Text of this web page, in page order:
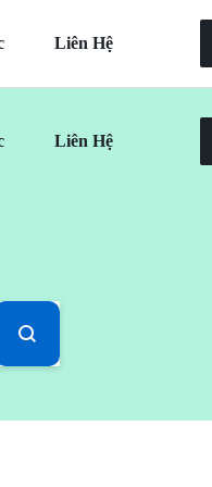
Liên Hệ
Liên Hệ